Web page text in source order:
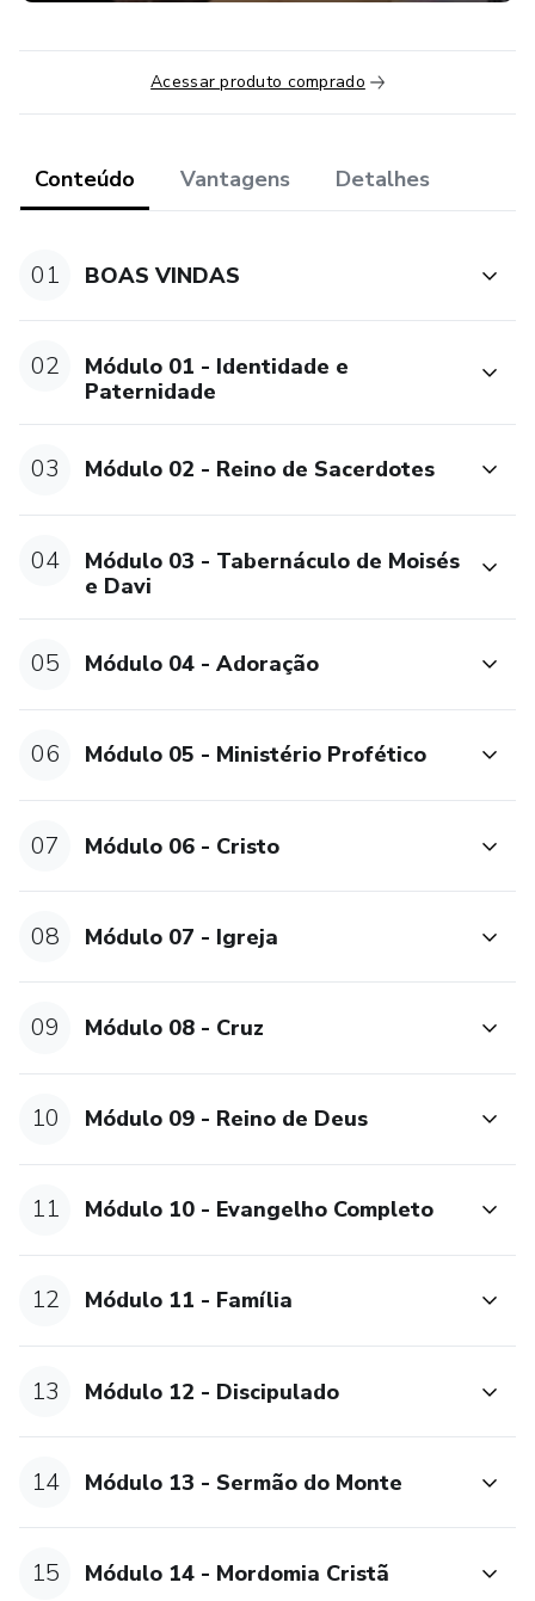
Acessar produto comprado
Conteúdo Vantagens Detalhes
01 BOAS VINDAS
02
Módulo 01 - Identidade e
Paternidade
03 Módulo 02 - Reino de Sacerdotes
04
Módulo 03 - Tabernáculo de Moisés
e Davi
05 Módulo 04 - Adoração
06 Módulo 05 - Ministério Profético
07 Módulo 06 - Cristo
08 Módulo 07 - Igreja
09 Módulo 08 - Cruz
10 Módulo 09 - Reino de Deus
11 Módulo 10 - Evangelho Completo
12 Módulo 11 - Família
13 Módulo 12 - Discipulado
14 Módulo 13 - Sermão do Monte
15 Módulo 14 - Mordomia Cristã